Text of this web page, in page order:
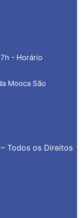
- Horário
Mooca São
Todos os Direitos